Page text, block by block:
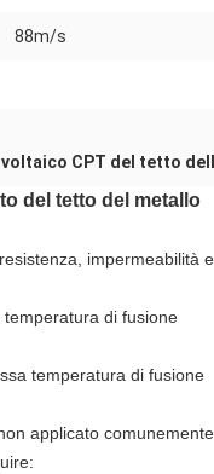
88m/s
CPT del tetto
del tetto del metallo
impermeabilità
di fusione
temperatura di fusione
applicato